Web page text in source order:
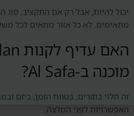
יכול להיות, אבל רק אם התקציב, סוג
מתאימים. לא כל אזור מתאים לכל
מוכנה ב-Al Safa?
זה תלוי בתזרים, בטווח הזמן, ביזם
האפשרויות לפני המלצה.